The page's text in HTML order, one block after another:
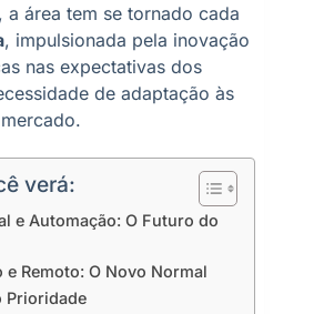
a área tem se tornado cada
, impulsionada pela inovação
nas expectativas dos
de adaptação às
verá:
e Automação: O Futuro do
Remoto: O Novo Normal
Prioridade